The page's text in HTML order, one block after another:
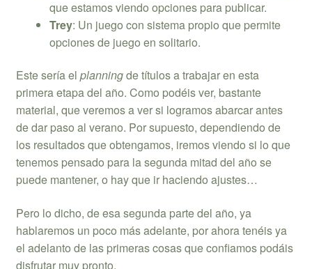
que estamos viendo opciones para publicar.
Trey: Un juego con sistema propio que permite
opciones de juego en solitario.
Este sería el planningde títulos a trabajar en esta
primera etapa del año. Como podéis ver, bastante
material, que veremos a ver si logramos abarcar antes
de dar paso al verano. Por supuesto, dependiendo de
los resultados que obtengamos, iremos viendo si lo que
tenemos pensado para la segunda mitad del año se
puede mantener, o hay que ir haciendo ajustes…
Pero lo dicho, de esa segunda parte del año, ya
hablaremos un poco más adelante, por ahora tenéis ya
el adelanto de las primeras cosas que confiamos podáis
disfrutar muy pronto.